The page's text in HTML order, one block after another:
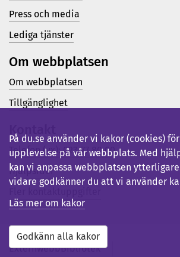
Press och media
Lediga tjänster
Om webbplatsen
Om webbplatsen
Tillgänglighet
Kontakt
Telefon (vx): 023-77 80 00
Hjälpsidor
ExternwebbBibliotek
På du.se använder vi kakor (cookies)
upplevelse på vår webbplats. Med
kan vi anpassa webbplatsen
vidare godkänner du att vi använder
Läs mer om kakor
Godkänn alla kakor